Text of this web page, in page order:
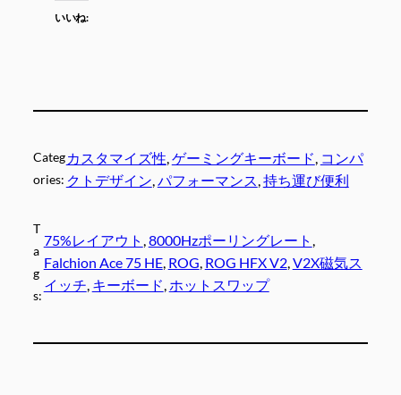
いいね:
Categ
ories:
カスタマイズ性 ゲーミングキーボード コンパ
クトデザイン パフォーマンス 持ち運び便利
T
a
g
s:
75%レイアウト , 8000Hzポーリングレート ,
Falchion Ace 75 HE, ROG, ROG HFX V2, V2X磁気ス
イッチ, キーボード, ホットスワップ